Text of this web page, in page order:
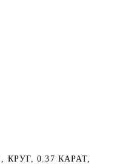
0.37 КАРАТ,